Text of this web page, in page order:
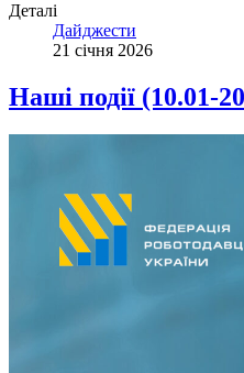
Деталі
Дайджести
21 січня 2026
Наші події (10.01-